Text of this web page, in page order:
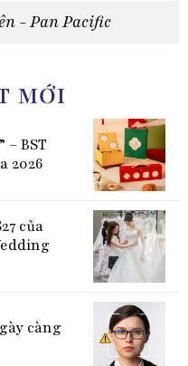
- Pan Pacific
MỚI
– BST
2026
của
càng